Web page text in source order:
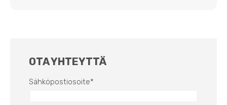
OTA YHTEYTTÄ
Sähköpostiosoite*